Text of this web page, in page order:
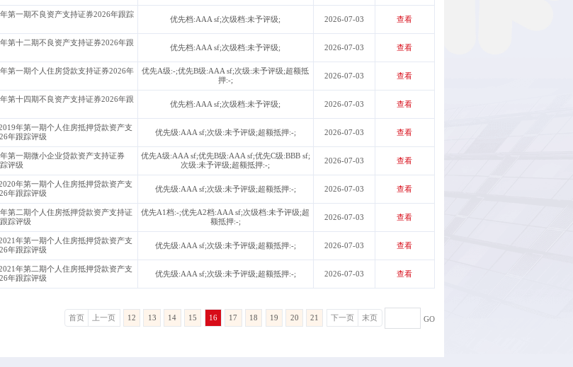
第一期不良资产支持证券2026年跟踪
优先档:AAA sf;次级档:未予评级; 2026-07-03 查看
第十二期不良资产支持证券2026年跟
优先档:AAA sf;次级档:未予评级; 2026-07-03 查看
第一期个人住房贷款支持证券2026年
优先A级:-;优先B级:AAA sf;次级:未予评级;超额抵
押:-;
2026-07-03 查看
第十四期不良资产支持证券2026年跟
优先档:AAA sf;次级档:未予评级; 2026-07-03 查看
年第一期个人住房抵押贷款资产支
年跟踪评级
优先级:AAA sf;次级:未予评级;超额抵押:-; 2026-07-03 查看
第一期微小企业贷款资产支持证券
评级
优先A级:AAA sf;优先B级:AAA sf;优先C级:BBB sf;
次级:未予评级;超额抵押:-;
2026-07-03 查看
年第一期个人住房抵押贷款资产支
年跟踪评级
优先级:AAA sf;次级:未予评级;超额抵押:-; 2026-07-03 查看
第二期个人住房抵押贷款资产支持证
踪评级
优先A1档:-;优先A2档:AAA sf;次级档:未予评级;超
额抵押:-;
2026-07-03 查看
年第一期个人住房抵押贷款资产支
年跟踪评级
优先级:AAA sf;次级:未予评级;超额抵押:-; 2026-07-03 查看
年第二期个人住房抵押贷款资产支
年跟踪评级
优先级:AAA sf;次级:未予评级;超额抵押:-; 2026-07-03 查看
首页 上一页 12 13 14 15 16 17 18 19 20 21 下一页 末页 GO